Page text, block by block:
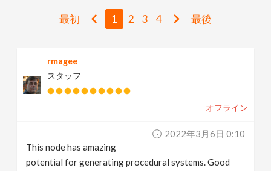
最初 1 2 3 4 最後
rmagee
スタッフ
オフライン
2022年3月6日 0:10
This node has amazing
potential for generating procedural systems. Good